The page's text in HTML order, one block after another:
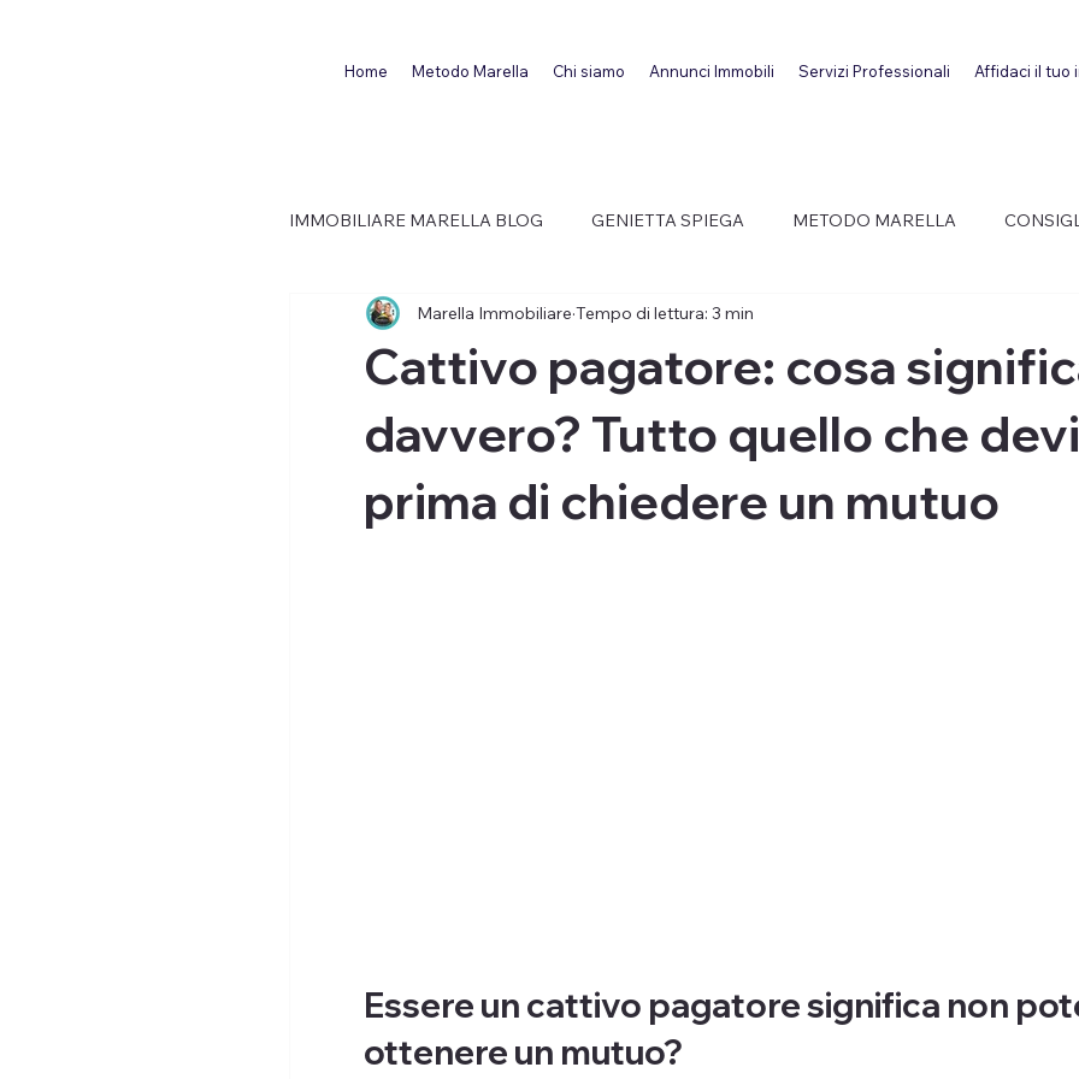
Home Metodo Marella Chi siamo Annunci Immobili Servizi Professionali Affidaci il tuo
IMMOBILIARE MARELLA BLOG GENIETTA SPIEGA METODO MARELLA
MUTUO CASA MARELLA AFFITTI
Cattivo pagatore: cosa
davvero? Tutto quello che
prima di chiedere un mutuo
Marella Immobiliare Tempo di lettura: 3 min
Essere un cattivo pagatore significa non
ottenere un mutuo?